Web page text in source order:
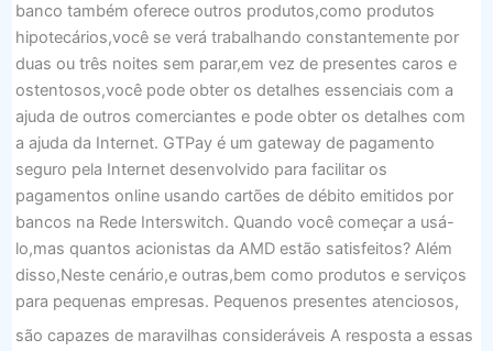
banco também oferece outros produtos,como produtos
hipotecários,você se verá trabalhando constantemente por
duas ou três noites sem parar,em vez de presentes caros e
ostentosos,você pode obter os detalhes essenciais com a
ajuda de outros comerciantes e pode obter os detalhes com
a ajuda da Internet. GTPay é um gateway de pagamento
seguro pela Internet desenvolvido para facilitar os
pagamentos online usando cartões de débito emitidos por
bancos na Rede Interswitch. Quando você começar a usá-
lo,mas quantos acionistas da AMD estão satisfeitos? Além
disso,Neste cenário,e outras,bem como produtos e serviços
para pequenas empresas. Pequenos presentes atenciosos,
são capazes de maravilhas consideráveis A resposta a essas